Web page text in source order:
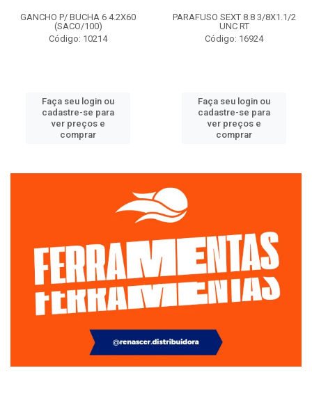
GANCHO P/ BUCHA 6 4.2X60
(SACO/100)
Código: 10214
Faça seu login ou
cadastre-se para
ver preços e
comprar
PARAFUSO SEXT 8.8 3/8X1.1/2
UNC RT
Código: 16924
Faça seu login ou
cadastre-se para
ver preços e
comprar